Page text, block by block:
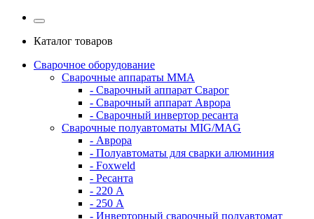
Каталог товаров
Сварочное оборудование
Сварочные аппараты MMA
- Сварочный аппарат Сварог
- Сварочный аппарат Аврора
- Сварочный инвертор ресанта
Сварочные полуавтоматы MIG/MAG
- Аврора
- Полуавтоматы для сварки алюминия
- Foxweld
- Ресанта
- 220 А
- 250 А
- Инверторный сварочный полуавтомат